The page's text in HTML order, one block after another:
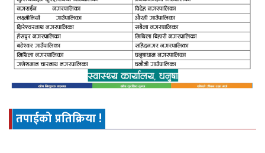
तपाईको प्रतिक्रिया !